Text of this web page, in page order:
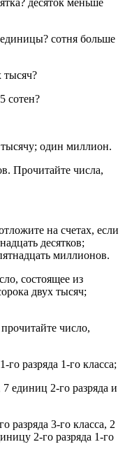
сотня больше
тысяч?
сотен?
один миллион.
Прочитайте числа,
на счетах, если
десятков;
миллионов.
состоящее из
двух тысяч;
число,
разряда 1-го класса;
единиц 2-го разряда и
разряда 3-го класса, 2
2-го разряда 1-го